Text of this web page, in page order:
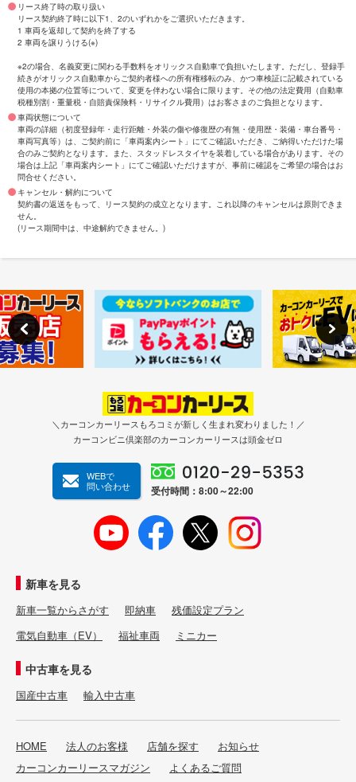
リース終了時の取り扱い
リース契約終了時に以下1、2のいずれかをご選択いただきます。
1 車両を返却して契約を終了する
2 車両を譲りうける(※)
※2の場合、名義変更に関わる手数料をオリックス自動車で負担いたします。ただし、登録手
続きがオリックス自動車からご契約者様への所有権移転のみ、かつ車検証に記載されている
使用の本拠の位置等について、変更を伴わない場合に限ります。その他の法定費用（自動車
税種別割・重量税・自賠責保険料・リサイクル費用）はお客さまのご負担となります。
車両状態について
車両の詳細（初度登録年・走行距離・外装の傷や修復歴の有無・使用歴・装備・車台番号・
車両写真等）は、ご契約前に「車両案内シート」にてご確認いただき、ご納得いただけた場
合のみご契約となります。また、スタッドレスタイヤを装着している場合があります。その
場合は上記「車両案内シート」にてご確認いただけますが、事前に確認をご希望の場合はお
問合せください。
キャンセル・解約について
契約書の返送をもって、リース契約の成立となります。これ以降のキャンセルは原則できま
せん。
(リース期間中は、中途解約できません。)
＼カーコンカーリースもろコミが新しく生まれ変わりました！／
カーコンビニ倶楽部のカーコンカーリースは頭金ゼロ
WEBで
問い合わせ
受付時間：8:00～22:00
新車を見る
新車一覧からさがす 即納車
残価設定プラン
電気自動車（EV）
福祉車両 ミニカー
中古車を見る
国産中古車 輸入中古車
HOME 法人のお客様 店舗を探す
お知らせ
カーコンカーリースマガジン
よくあるご質問